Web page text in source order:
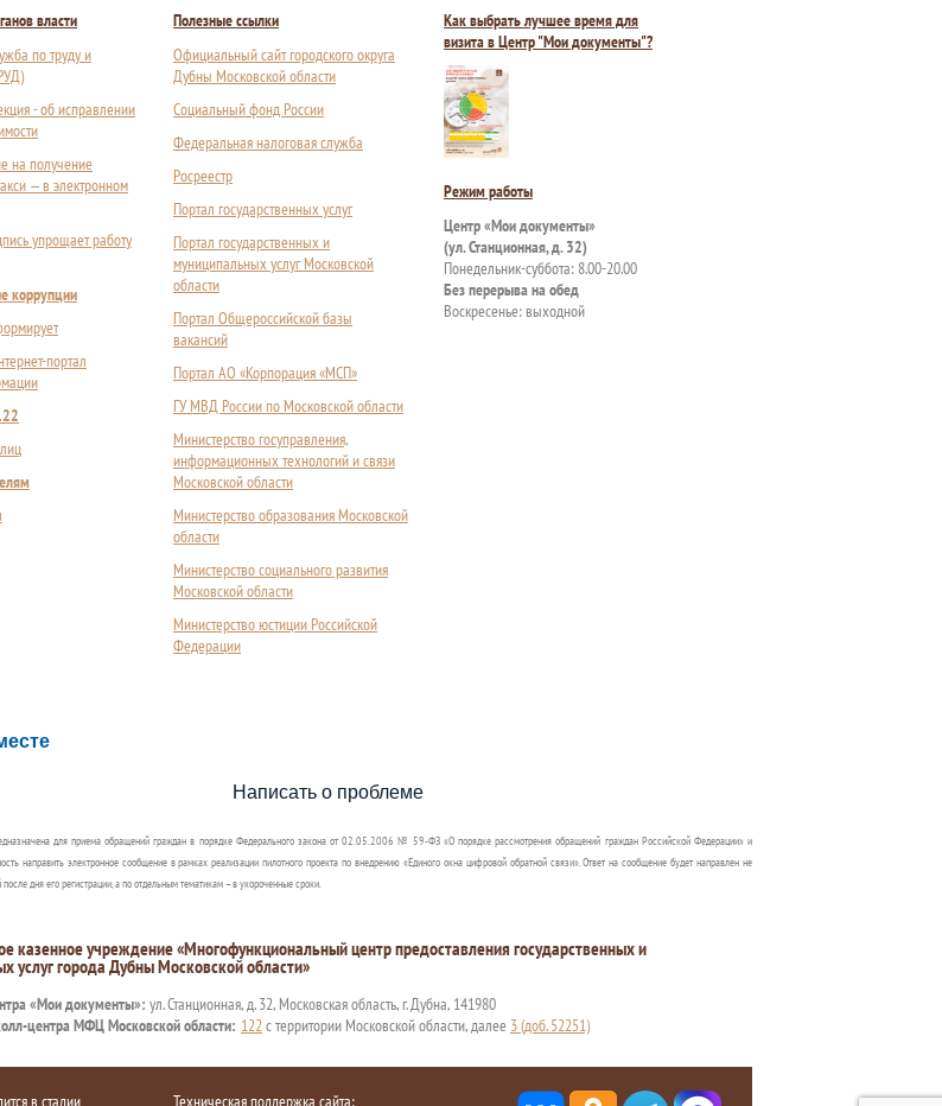
власти
по труду и
- об исправлении
на получение
— в электронном
упрощает работу
коррупции
портал
Полезные ссылки
Официальный сайт городского округа
Дубны Московской области
Социальный фонд России
Федеральная налоговая служба
Росреестр
Портал государственных услуг
Портал государственных и
муниципальных услуг Московской
области
Портал Общероссийской базы
вакансий
Портал АО «Корпорация «МСП»
ГУ МВД России по Московской области
Министерство госуправления,
информационных технологий и связи
Московской области
Министерство образования Московской
области
Министерство социального развития
Московской области
Министерство юстиции Российской
Федерации
Как выбрать лучшее время для
визита в Центр "Мои документы"?
Режим работы
Центр «Мои документы»
(ул. Станционная, д. 32)
Понедельник-суббота: 8.00-20.00
Без перерыва на обед
Воскресенье: выходной
с получением социальной выплаты или пособия?
этом
Написать о проблеме
для приема обращений граждан в порядке Федерального закона от 02.05.2006 № 59-ФЗ «О порядке рассмотрения обращений граждан Российской Федерации» и
направить электронное сообщение в рамках реализации пилотного проекта по внедрению «Единого окна цифровой обратной связи». Ответ на сообщение будет направлен не
дня его регистрации, а по отдельным тематикам – в укороченные сроки.
казенное учреждение «Многофункциональный центр предоставления государственных и
услуг города Дубны Московской области»
«Мои документы»: ул. Станционная, д. 32, Московская область, г. Дубна, 141980
центра МФЦ Московской области: 122с территории Московской области, далее 3 (доб. 52251)
в стадии Техническая поддержка сайта: